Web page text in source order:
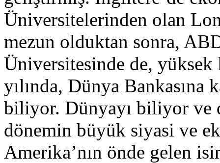
Üniversitelerinden olan
mezun olduktan sonra,
Üniversitesinde de, yüksek
yılında, Dünya Bankasına
biliyor. Dünyayı biliyor ve
dönemin büyük siyasi ve
Amerika’nın önde gelen